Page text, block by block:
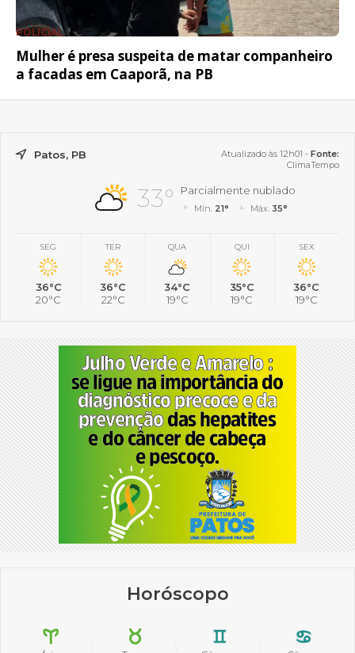
POLICIAL
Mulher é presa suspeita de matar companheiro
a facadas em Caaporã, na PB
Patos, PB Atualizado às 12h01 - Fonte:
ClimaTempo
33° Parcialmente nublado
Mín. 21° Máx. 35°
SEG
36°C
20°C
TER
36°C
22°C
QUA
34°C
19°C
QUI
35°C
19°C
SEX
36°C
19°C
Horóscopo